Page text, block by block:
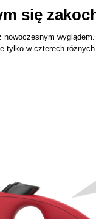
się
wyglądem.
tylko w czterech